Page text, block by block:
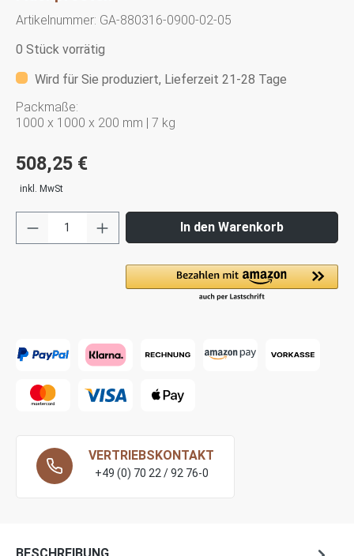
Artikelnummer: GA-880316-0900-02-05
0 Stück vorrätig
Wird für Sie produziert, Lieferzeit 21-28 Tage
Packmaße:
1000 x 1000 x 200 mm | 7 kg
508,25 €
inkl. MwSt
In den Warenkorb
VERTRIEBSKONTAKT
+49 (0) 70 22 / 92 76-0